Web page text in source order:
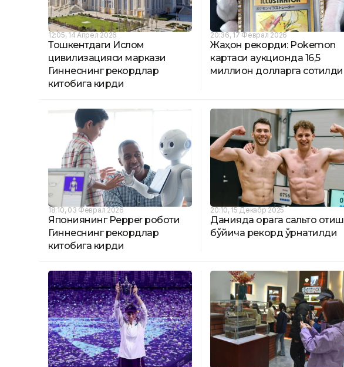
12:05, 14 Апрел 2026
Тошкентдаги Ислом
цивилизацияси маркази
Гиннеснинг рекордлар
китобига кирди
20:36, 17 Феврал 2026
Жаҳон рекорди: Pokemon
картаси аукционда 16,5
миллион долларга сотилди
18:10, 03 Феврал 2026
Япониянинг Pepper роботи
Гиннеснинг рекордлар
китобига кирди
20:10, 15 Декабр 2025
Данияда орқага сальто отиш
бўйича рекорд ўрнатилди